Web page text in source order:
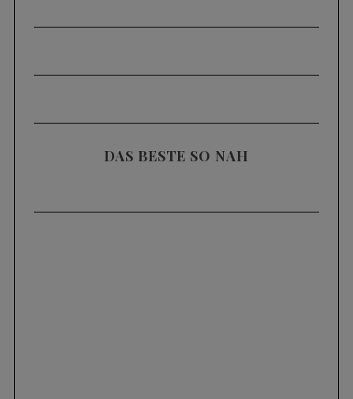
DAS BESTE SO NAH